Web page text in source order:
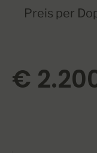
Preis per
€